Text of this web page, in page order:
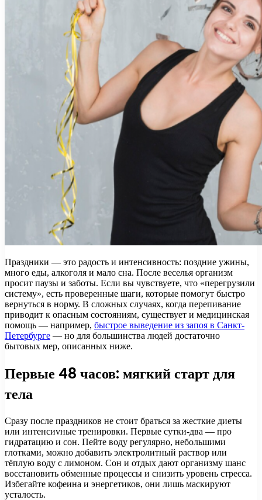
Праздники — это радость и интенсивность: поздние ужины,
много еды, алкоголя и мало сна. После веселья организм
просит паузы и заботы. Если вы чувствуете, что «перегрузили
систему», есть проверенные шаги, которые помогут быстро
вернуться в норму. В сложных случаях, когда перепивание
приводит к опасным состояниям, существует и медицинская
помощь — например, быстрое выведение из запоя в Санкт-
Петербурге — но для большинства людей достаточно
бытовых мер, описанных ниже.
Первые 48 часов: мягкий старт для
тела
Сразу после праздников не стоит браться за жесткие диеты
или интенсиvные тренировки. Первые сутки-два — про
гидратацию и сон. Пейте воду регулярно, небольшими
глотками, можно добавить электролитный раствор или
тёплую воду с лимоном. Сон и отдых дают организму шанс
восстановить обменные процессы и снизить уровень стресса.
Избегайте кофеина и энергетиков, они лишь маскируют
усталость.